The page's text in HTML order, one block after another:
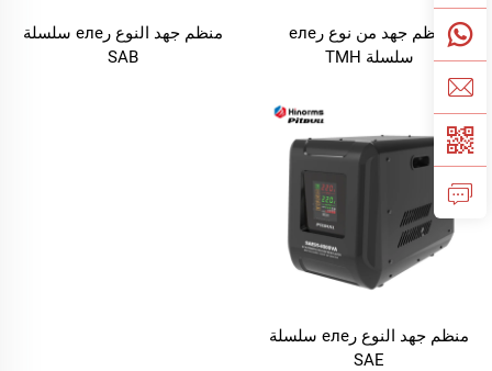
منظم جهد من نوع رеле
سلسلة TMH
منظم جهد النوع رеле سلسلة
SAB
منظم جهد النوع رеле سلسلة
SAE